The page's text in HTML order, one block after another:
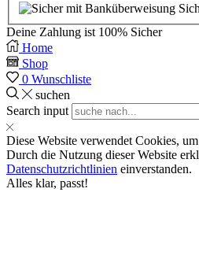
Deine Zahlung ist 100% Sicher
Home
Shop
0 Wunschliste
suchen
Search input
Diese Website verwendet Cookies,
Durch die Nutzung dieser Website
Datenschutzrichtlinien einverstanden.
Alles klar, passt!